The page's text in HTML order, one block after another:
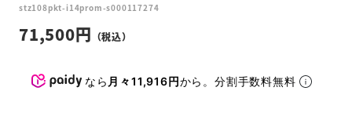
stz108pkt-i14prom-s000117274
71,500
なら 月々11,916円から。分割手数料無料